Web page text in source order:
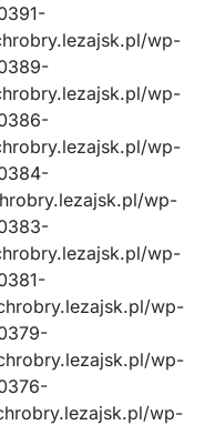
wp-
wp-
wp-
wp-
wp-
wp-
wp-
wp-